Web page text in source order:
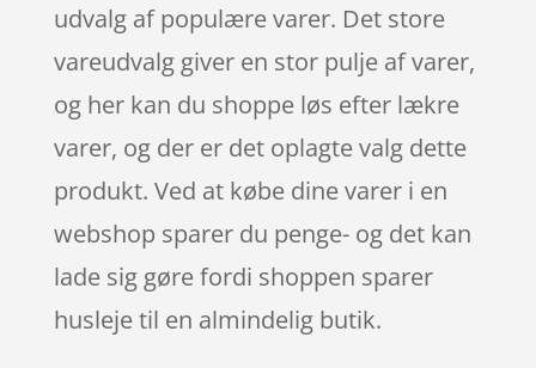
udvalg af populære varer. Det store
vareudvalg giver en stor pulje af varer,
og her kan du shoppe løs efter lækre
varer, og der er det oplagte valg dette
produkt. Ved at købe dine varer i en
webshop sparer du penge- og det kan
lade sig gøre fordi shoppen sparer
husleje til en almindelig butik.